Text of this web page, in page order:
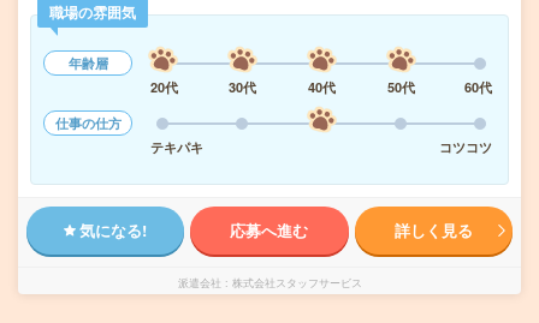
職場の雰囲気
年齢層
20代
30代 40代 50代
60代
仕事の仕方
テキパキ
コツコツ
気になる! 応募へ進む 詳しく見る
派遣会社 株式会社スタッフサービス